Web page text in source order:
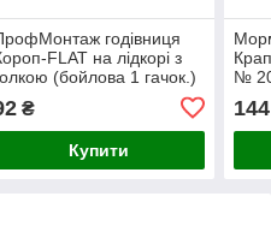
годівниця
FLAT на лідкорі з
(бойлова 1 гачок.)
₴
Купити
№
144